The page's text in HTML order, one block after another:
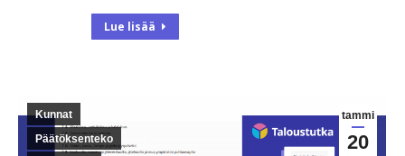
Lue lisää
tammi
20
Kunnat
Päätöksenteko